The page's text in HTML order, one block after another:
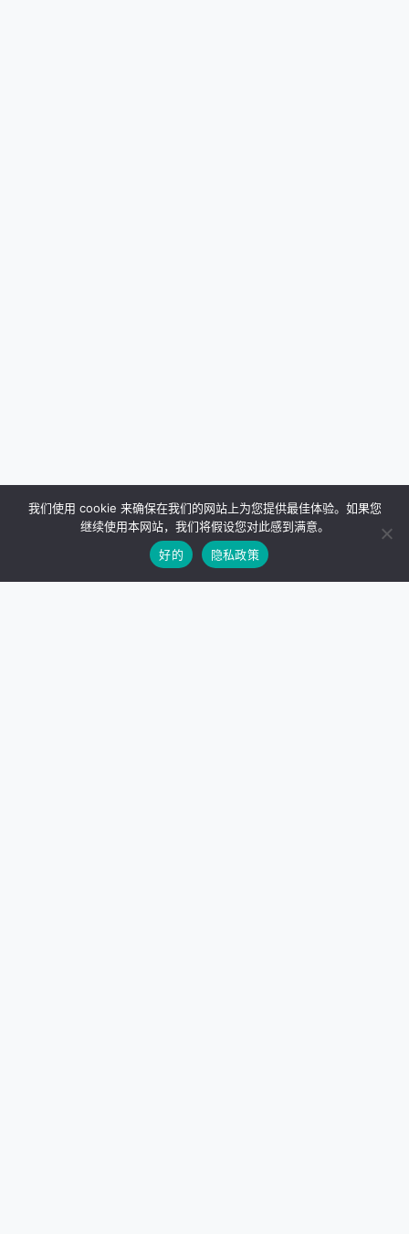
我们使用 cookie 来确保在我们的网站上为您提供最佳体验。如果您
继续使用本网站，我们将假设您对此感到满意。
好的
隐私政策